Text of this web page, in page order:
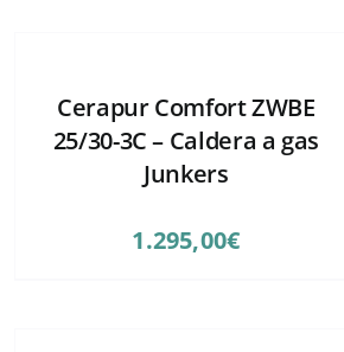
Cerapur Comfort ZWBE
25/30-3C – Caldera a gas
Junkers
1.295,00€